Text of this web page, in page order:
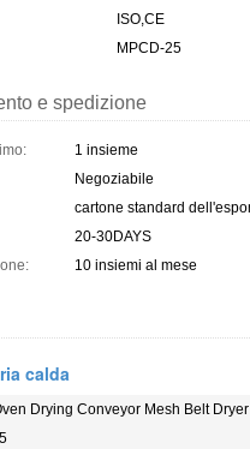
ISO,CE
MPCD-25
e spedizione
1 insieme
Negoziabile
cartone standard
20-30DAYS
10 insiemi al mese
calda
Drying Conveyor Mesh Belt Dryer